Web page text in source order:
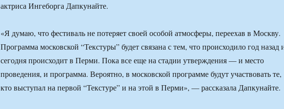
актриса Ингеборга Дапкунайте.
«Я думаю, что фестиваль не потеряет своей особой атмосферы, переехав в Москву.
Программа московской “Текстуры” будет связана с тем, что происходило год назад
сегодня происходит в Перми. Пока все еще на стадии утверждения — и место
проведения, и программа. Вероятно, в московской программе будут участвовать те,
кто выступал на первой “Текстуре” и на этой в Перми», — рассказала Дапкунайте.